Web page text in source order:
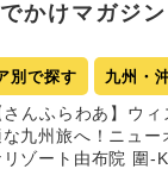
かけマガジン
別で探す 九州・
さんふらわあ】ウ
九州旅へ！ニュー
リゾート由布院 圍-